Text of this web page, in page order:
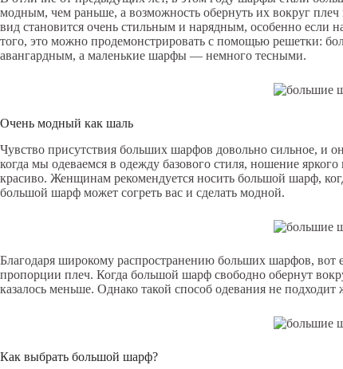
модным, чем раньше, а возможность обернуть их вокруг
вид становится очень стильным и нарядным, особенно если
того, это можно продемонстрировать с помощью решетки:
авангардным, а маленькие шарфы — немного тесными.
Очень модный как шаль
Чувство присутствия больших шарфов довольно сильное, и
когда мы одеваемся в одежду базового стиля, ношение
красиво. Женщинам рекомендуется носить большой шарф,
большой шарф может согреть вас и сделать модной.
Благодаря широкому распространению больших шарфов,
пропорции плеч. Когда большой шарф свободно обернут
казалось меньше. Однако такой способ одевания не
Как выбрать большой шарф?